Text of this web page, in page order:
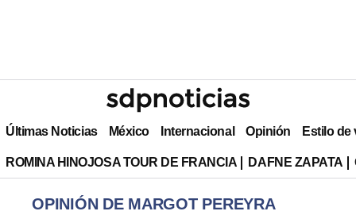
Últimas Noticias México Internacional Opinión Estilo de
ROMINA HINOJOSA TOUR DE FRANCIA DAFNE ZAPATA
OPINIÓN DE MARGOT PEREYRA